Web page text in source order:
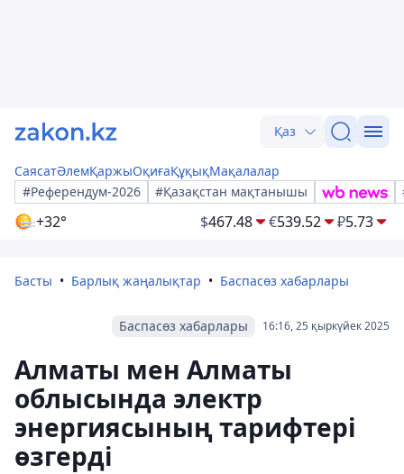
Қаз
СаясатӘлемҚаржыОқиғаҚұқықМақалалар
#Референдум-2026
#Қазақстан мақтанышы
+32° $467.48 €539.52 ₽5.73
Басты Барлық жаңалықтар Баспасөз хабарлары
16:16, 25 қыркүйек 2025
Баспасөз хабарлары
Алматы мен Алматы
облысында электр
энергиясының тарифтері
өзгерді